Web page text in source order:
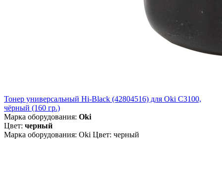
Тонер универсальный Hi-Black (42804516) для Oki С3100,
чёрный (160 гр.)
Марка оборудования: Oki
Цвет: черный
Марка оборудования: Oki Цвет: черный